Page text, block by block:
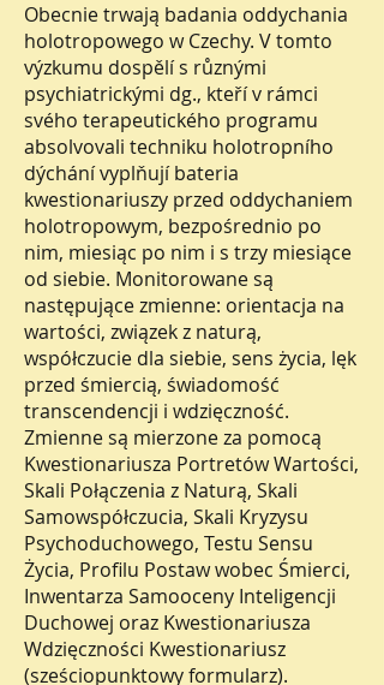
Obecnie trwają badania oddychania
holotropowego w Czechy. V tomto
výzkumu dospělí s různými
psychiatrickými dg., kteří v rámci
svého terapeutického programu
absolvovali techniku holotropního
dýchání vyplňují bateria
kwestionariuszy przed oddychaniem
holotropowym, bezpośrednio po
nim, miesiąc po nim i s trzy miesiące
od siebie. Monitorowane są
następujące zmienne: orientacja na
wartości, związek z naturą,
współczucie dla siebie, sens życia, lęk
przed śmiercią, świadomość
transcendencji i wdzięczność.
Zmienne są mierzone za pomocą
Kwestionariusza Portretów Wartości,
Skali Połączenia z Naturą, Skali
Samowspółczucia, Skali Kryzysu
Psychoduchowego, Testu Sensu
Życia, Profilu Postaw wobec Śmierci,
Inwentarza Samooceny Inteligencji
Duchowej oraz Kwestionariusza
Wdzięczności Kwestionariusz
(sześciopunktowy formularz).